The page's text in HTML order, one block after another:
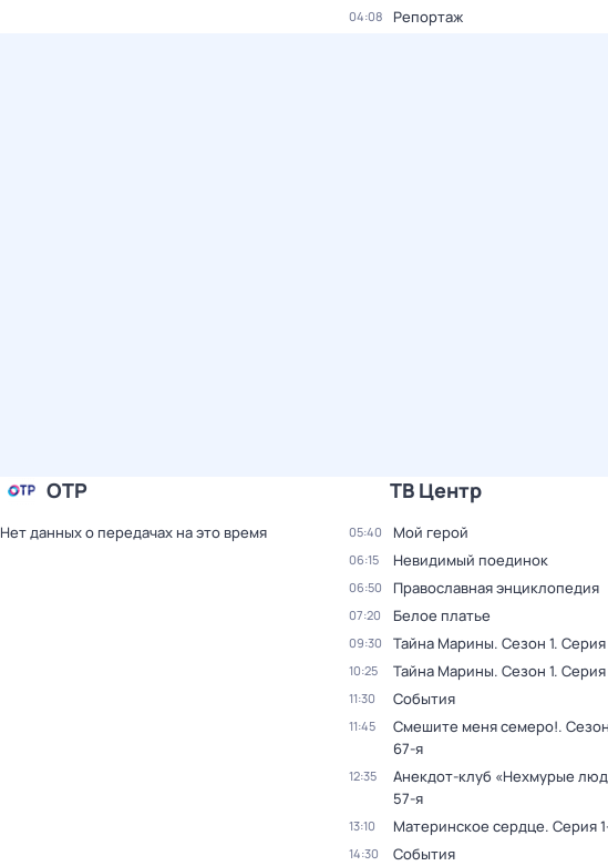
04:08 Репортаж
ОТР
Нет данных о передачах на это время
ТВ Центр
05:40 Мой герой
06:15 Невидимый поединок
06:50 Православная энциклопедия
07:20 Белое платье
09:30 Тайна Марины. Сезон 1. Серия
10:25 Тайна Марины. Сезон 1.
11:30 События
11:45 Смешите меня семеро!.
67-я
12:35
Анекдот-клуб «Нехмурые
57-я
13:10 Материнское сердце. Серия
14:30 События